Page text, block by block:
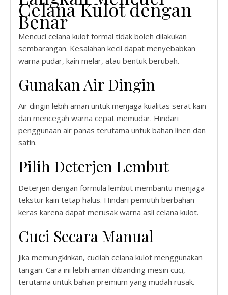
Celana Kulot dengan
Benar
Mencuci celana kulot formal tidak boleh dilakukan
sembarangan. Kesalahan kecil dapat menyebabkan
warna pudar, kain melar, atau bentuk berubah.
Gunakan Air Dingin
Air dingin lebih aman untuk menjaga kualitas serat kain
dan mencegah warna cepat memudar. Hindari
penggunaan air panas terutama untuk bahan linen dan
satin.
Pilih Deterjen Lembut
Deterjen dengan formula lembut membantu menjaga
tekstur kain tetap halus. Hindari pemutih berbahan
keras karena dapat merusak warna asli celana kulot.
Cuci Secara Manual
Jika memungkinkan, cucilah celana kulot menggunakan
tangan. Cara ini lebih aman dibanding mesin cuci,
terutama untuk bahan premium yang mudah rusak.